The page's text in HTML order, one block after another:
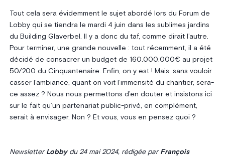
Tout cela sera évidemment le sujet abordé lors du Forum de
Lobby qui se tiendra le mardi 4 juin dans les sublimes jardins
du Building Glaverbel. Il y a donc du taf, comme dirait l’autre.
Pour terminer, une grande nouvelle : tout récemment, il a été
décidé de consacrer un budget de 160.000.000€ au projet
50/200 du Cinquantenaire. Enfin, on y est ! Mais, sans vouloir
casser l’ambiance, quant on voit l’immensité du chantier, sera-
ce assez ? Nous nous permettons d’en douter et insistons ici
sur le fait qu’un partenariat public-privé, en complément,
serait à envisager. Non ? Et vous, vous en pensez quoi ?
Newsletter Lobbydu 24 mai 2024, rédigée par François